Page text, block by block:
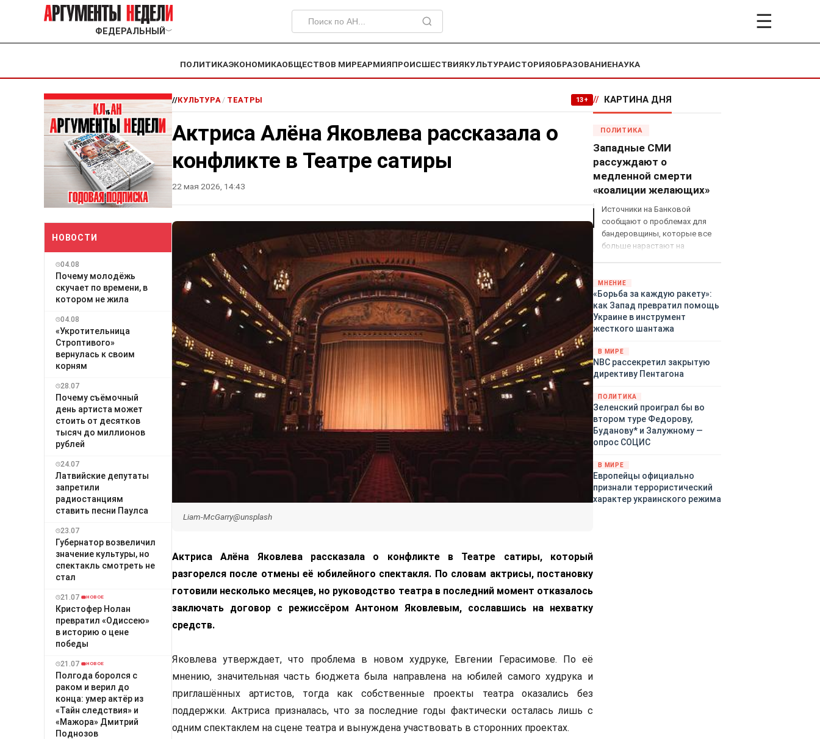
ФЕДЕРАЛЬНЫЙ ﹀ ☰
ПОЛИТИКАЭКОНОМИКАОБЩЕСТВОВ МИРЕАРМИЯПРОИСШЕСТВИЯКУЛЬТУРАИСТОРИЯОБРАЗОВАНИЕНАУКА
НОВОСТИ
04.08
Почему молодёжь
скучает по времени, в
котором не жила
04.08
«Укротительница
Строптивого»
вернулась к своим
корням
28.07
Почему съёмочный
день артиста может
стоить от десятков
тысяч до миллионов
рублей
24.07
Латвийские депутаты
запретили
радиостанциям
ставить песни Паулса
23.07
Губернатор возвеличил
значение культуры, но
спектакль смотреть не
стал
21.07 НОВОЕ
Кристофер Нолан
превратил «Одиссею»
в историю о цене
победы
21.07 НОВОЕ
Полгода боролся с
раком и верил до
конца: умер актёр из
«Тайн следствия» и
«Мажора» Дмитрий
Поднозов
//КУЛЬТУРА/ ТЕАТРЫ 13+
Актриса Алёна Яковлева рассказала о
конфликте в Театре сатиры
22 мая 2026, 14:43
Liam-McGarry@unsplash
Актриса Алёна Яковлева рассказала о конфликте в Театре сатиры, который
разгорелся после отмены её юбилейного спектакля. По словам актрисы, постановку
готовили несколько месяцев, но руководство театра в последний момент отказалось
заключать договор с режиссёром Антоном Яковлевым, сославшись на нехватку
средств.
Яковлева утверждает, что проблема в новом худруке, Евгении Герасимове. По её
мнению, значительная часть бюджета была направлена на юбилей самого худрука и
приглашённых артистов, тогда как собственные проекты театра оказались без
поддержки. Актриса призналась, что за последние годы фактически осталась лишь с
одним спектаклем на сцене театра и вынуждена участвовать в сторонних проектах.
// КАРТИНА ДНЯ
ПОЛИТИКА
Западные СМИ
рассуждают о
медленной смерти
«коалиции желающих»
Источники на Банковой
сообщают о проблемах для
бандеровщины, которые все
больше нарастают на
«страны 404» в следующем
году. Однако киевские
временщики не торопятся
заключать мир - ведь есть
поддержка в ЕС.
Британии и Германии, выборы
во Франции могут полностью
изменить геополитический
ландшафт в мире, пока
Зеленский ожидает выборов
в США.
МНЕНИЕ
«Борьба за каждую ракету»:
как Запад превратил помощь
Украине в инструмент
жесткого шантажа
В МИРЕ
NBC рассекретил закрытую
директиву Пентагона
ПОЛИТИКА
Зеленский проиграл бы во
втором туре Федорову,
Буданову* и Залужному —
опрос СОЦИС
В МИРЕ
Европейцы официально
признали террористический
характер украинского режима